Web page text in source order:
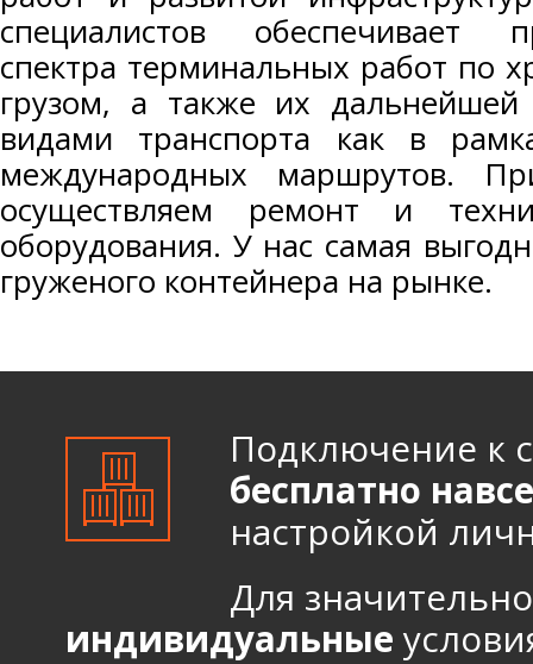
специалистов обеспечивает
спектра терминальных работ по
грузом, а также их
видами транспорта как в
международных маршрутов.
осуществляем ремонт и
оборудования. У нас самая
груженого контейнера на рынке.
Подключение к
бесплатно
настройкой
Для
индивидуальные